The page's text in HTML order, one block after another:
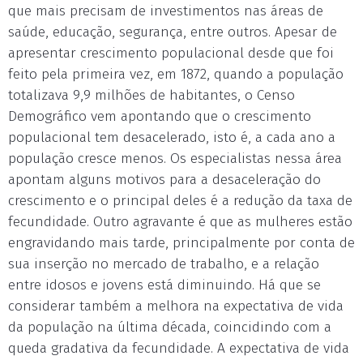
que mais precisam de investimentos nas áreas de
saúde, educação, segurança, entre outros. Apesar de
apresentar crescimento populacional desde que foi
feito pela primeira vez, em 1872, quando a população
totalizava 9,9 milhões de habitantes, o Censo
Demográfico vem apontando que o crescimento
populacional tem desacelerado, isto é, a cada ano a
população cresce menos. Os especialistas nessa área
apontam alguns motivos para a desaceleração do
crescimento e o principal deles é a redução da taxa de
fecundidade. Outro agravante é que as mulheres estão
engravidando mais tarde, principalmente por conta de
sua inserção no mercado de trabalho, e a relação
entre idosos e jovens está diminuindo. Há que se
considerar também a melhora na expectativa de vida
da população na última década, coincidindo com a
queda gradativa da fecundidade. A expectativa de vida